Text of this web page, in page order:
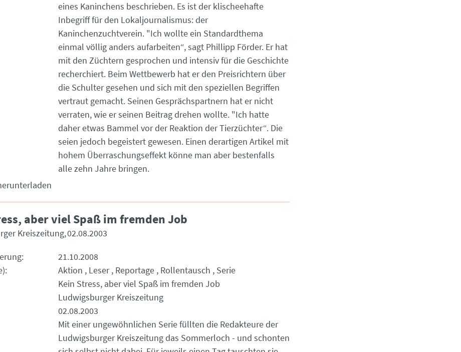
eines Kaninchens beschrieben. Es ist der klischeehafte
Inbegriff für den Lokaljournalismus: der
Kaninchenzuchtverein. "Ich wollte ein Standardthema
einmal völlig anders aufarbeiten“, sagt Phillipp Förder. Er hat
mit den Züchtern gesprochen und intensiv für die Geschichte
recherchiert. Beim Wettbewerb hat er den Preisrichtern über
die Schulter gesehen und sich mit den speziellen Begriffen
vertraut gemacht. Seinen Gesprächspartnern hat er nicht
verraten, wie er seinen Beitrag drehen wollte. "Ich hatte
daher etwas Bammel vor der Reaktion der Tierzüchter“. Die
seien jedoch begeistert gewesen. Einen derartigen Artikel mit
hohem Überraschungseffekt könne man aber bestenfalls
alle zehn Jahre bringen.
aber viel Spaß im fremden Job
Kreiszeitung 02.08.2003
21.10.2008
Aktion Leser Reportage Rollentausch
Serie
Kein Stress, aber viel Spaß im fremden Job
Ludwigsburger Kreiszeitung
02.08.2003
Mit einer ungewöhnlichen Serie füllten die Redakteure der
Ludwigsburger Kreiszeitung das Sommerloch - und schonten